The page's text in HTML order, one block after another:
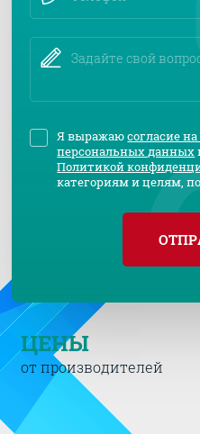
Я выражаюсогласие
персональных данных
Политикой
категориям и целям,
ЦЕНЫ
от производителей